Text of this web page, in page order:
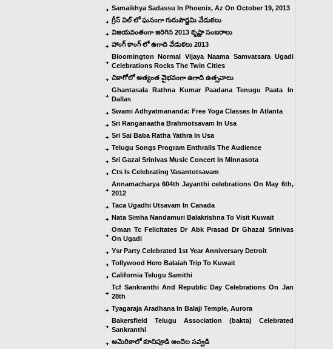
Samaikhya Sadassu In Phoenix, Az On October 19, 2013
గ్రీన్ విల్ లో ఘనంగా గురుపౌర్ణమి వేడుకలు
విజయవంతంగా జరిగిన 2013 కృష్ణా సంబరాలు
హాంగ్ కాంగ్ లో ఉగాది వేడుకలు 2013
Bloomington Normal Vijaya Naama Samvatsara Ugadi
Celebrations Rocks The Twin Cities
చికాగోలో అత్యంత వైభవంగా ఉగాది ఉత్సవాలు
Ghantasala Rathna Kumar Paadana Tenugu Paata In
Dallas
Swami Adhyatmananda: Free Yoga Classes In Atlanta
Sri Ranganaatha Brahmotsavam In Usa
Sri Sai Baba Ratha Yathra In Usa
Telugu Songs Program Enthralls The Audience
Sri Gazal Srinivas Music Concert In Minnasota
Cts Is Celebrating Vasantotsavam
Annamacharya 604th Jayanthi celebrations On May 6th,
2012
Taca Ugadhi Utsavam In Canada
Nata Simha Nandamuri Balakrishna To Visit Kuwait
Oman Tc Felicitates Dr Abk Prasad Dr Ghazal Srinivas
On Ugadi
Ysr Party Celebrated 1st Year Anniversary Detroit
Tollywood Hero Balaiah Trip To Kuwait
California Telugu Samithi
Tcf Sankranthi And Republic Day Celebrations On Jan
28th
Tyagaraja Aradhana In Balaji Temple, Aurora
Bakersfield Telugu Association (bakta) Celebrated
Sankranthi
అమెరికాలో కూచిపూడి అందెల సవ్వడి